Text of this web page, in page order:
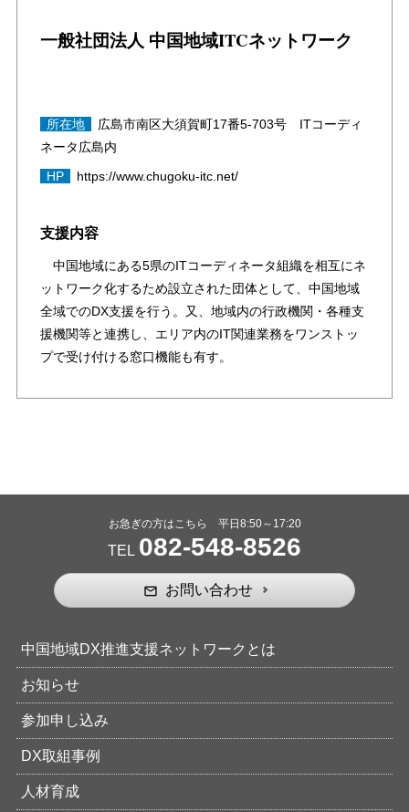
一般社団法人 中国地域ITCネットワーク
所在地
広島市南区大須賀町17番5-703号 ITコーディ
ネータ広島内
HP
https://www.chugoku-itc.net/
支援内容
中国地域にある5県のITコーディネータ組織を相互にネ
ットワーク化するため設立された団体として、中国地域
全域でのDX支援を行う。又、地域内の行政機関・各種支
援機関等と連携し、エリア内のIT関連業務をワンストッ
プで受け付ける窓口機能も有す。
お急ぎの方はこちら 平日8:50～17:20
TEL 082-548-8526
mail_outline お問い合わせ
中国地域DX推進支援ネットワークとは
お知らせ
参加申し込み
DX取組事例
人材育成